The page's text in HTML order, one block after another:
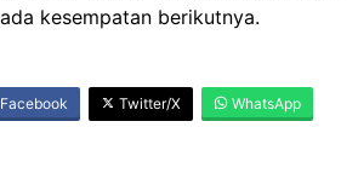
kesempatan berikutnya.
Facebook Twitter/X WhatsApp